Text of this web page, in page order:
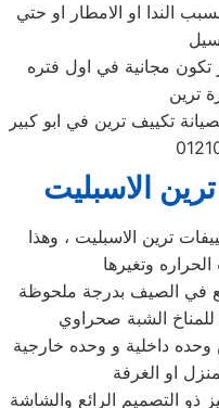
الندا او الامطار او حتي
الدورية كل 3 شهور تكون مجانية في اول فتره
ترين
تكييف ترين في ابو كبير
الاسبليت
ترين الاسبليت ، وهذا
وتغيرها
في الصيف بدرجة ملحوظة
للمناخ الشبة صحراوي
وحده داخلية و وحده خارجية
او الغرفة
ذو التصميم الرائع والشاشة